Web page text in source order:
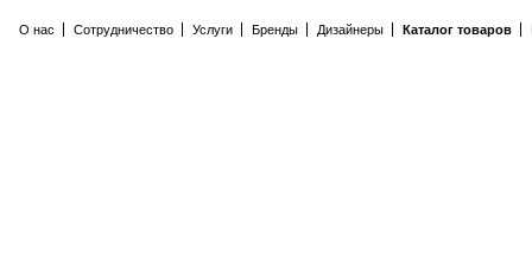
О нас Сотрудничество Услуги Бренды Дизайнеры Каталог товаров